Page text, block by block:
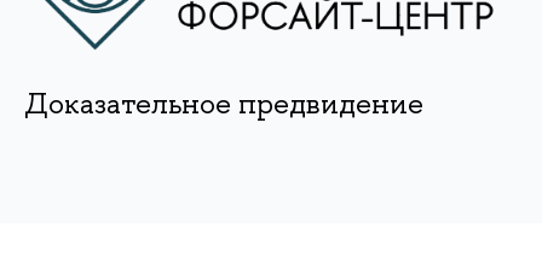
Доказательное предвидение